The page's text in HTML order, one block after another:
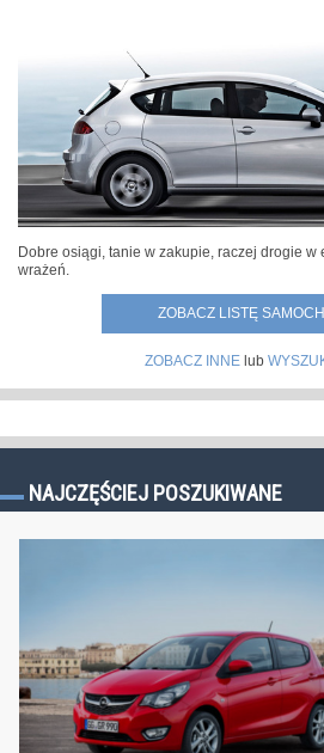
Dobre osiągi, tanie w zakupie, raczej drogie
wrażeń.
ZOBACZ LISTĘ
ZOBACZ INNElub
NAJCZĘŚCIEJ POSZUKIWANE